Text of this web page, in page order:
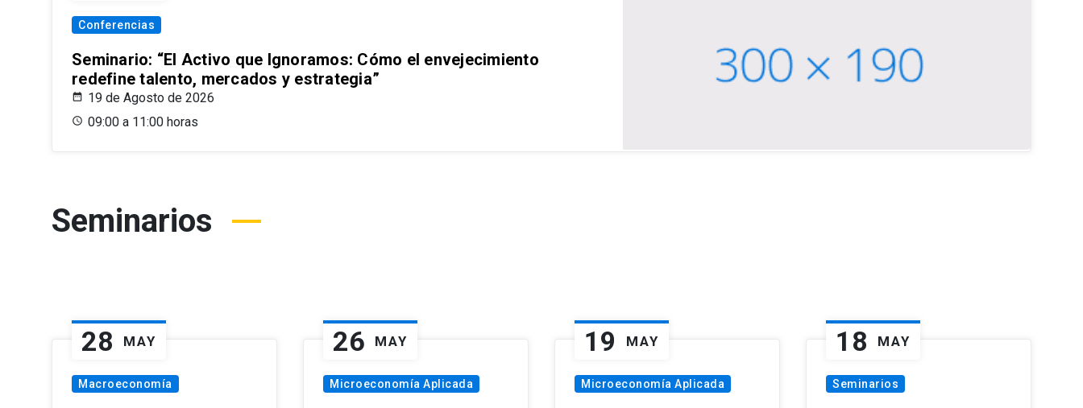
Conferencias
Seminario: “El Activo que Ignoramos: Cómo el envejecimiento
redefine talento, mercados y estrategia”
19 de Agosto de 2026
09:00 a 11:00 horas
Seminarios
28 MAY
Macroeconomía
26 MAY
Microeconomía Aplicada
19 MAY
Microeconomía Aplicada
18 MAY
Seminarios